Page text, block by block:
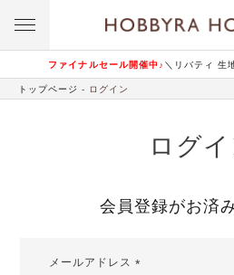
ファイナルセール開催中♪ ＼リバティ 生
トップページ ログイン
ログ
会員登録がお済
メールアドレス